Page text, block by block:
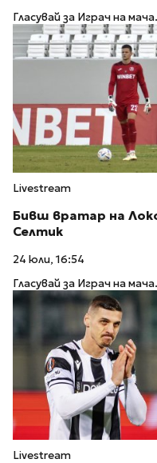
Гласувай за Играч на
Livestream
Бивш вратар на
Селтик
24 юли, 16:54
Гласувай за Играч на
Livestream